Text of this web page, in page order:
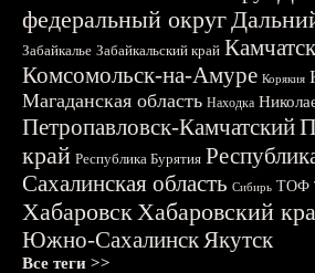
федеральный округ
Забайкалье Забайкальский край
Комсомольск-на-Амуре Корякия
Магаданская область Находка
Петропавловск-Камчатский
край Республика Бурятия
Сахалинская область Сибирь ТОФ
ХабаровскХабаровский
Южно-СахалинскЯкутск
Все теги >>